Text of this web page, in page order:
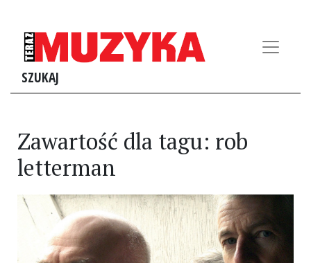
SZUKAJ
Zawartość dla tagu: rob
letterman